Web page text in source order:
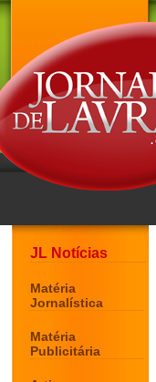
JL Notícias
Matéria
Jornalística
Matéria
Publicitária